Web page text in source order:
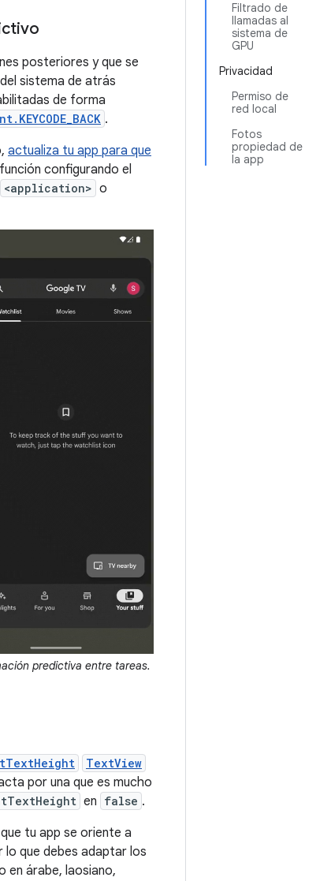
Filtrado de
llamadas al
sistema de
GPU
Privacidad
Permiso de
red local
Fotos
propiedad de
la app
posteriores y que se
sistema de atrás
de forma
.
actualiza tu app para que
configurando el
<application> o
predictiva entre tareas.
TextView
por una que es mucho
en false .
tu app se oriente a
lo que debes adaptar los
en árabe, laosiano,